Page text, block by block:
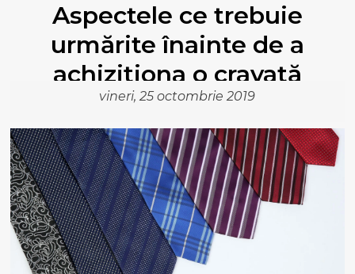
Aspectele ce trebuie
urmărite înainte de a
achiziționa o cravată
vineri, 25 octombrie 2019